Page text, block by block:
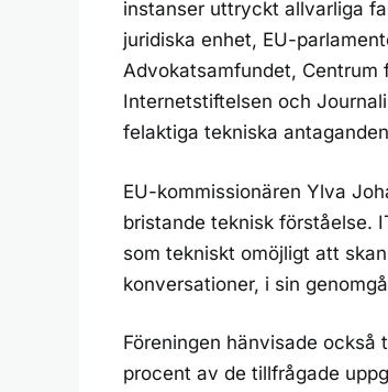
instanser uttryckt allvarliga
juridiska enhet, EU-
Advokatsamfundet,
Internetstiftelsen och
felaktiga tekniska
EU-kommissionären Ylva
bristande teknisk förståelse.
som tekniskt omöjligt att
konversationer, i sin
Föreningen hänvisade också
procent av de tillfrågade